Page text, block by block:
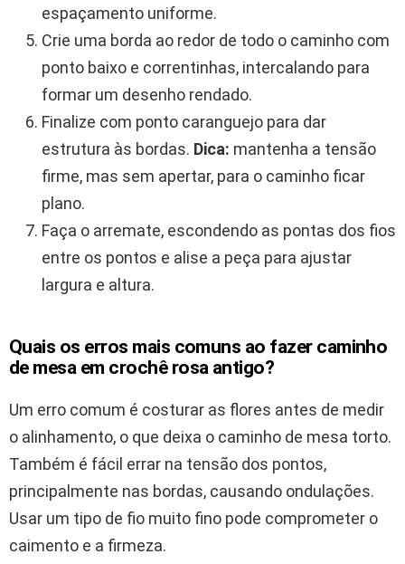
espaçamento uniforme.
Crie uma borda ao redor de todo o caminho com
ponto baixo e correntinhas, intercalando para
formar um desenho rendado.
Finalize com ponto caranguejo para dar
estrutura às bordas. Dica: mantenha a tensão
firme, mas sem apertar, para o caminho ficar
plano.
Faça o arremate, escondendo as pontas dos fios
entre os pontos e alise a peça para ajustar
largura e altura.
Quais os erros mais comuns ao fazer caminho
de mesa em crochê rosa antigo?
Um erro comum é costurar as flores antes de medir
o alinhamento, o que deixa o caminho de mesa torto.
Também é fácil errar na tensão dos pontos,
principalmente nas bordas, causando ondulações.
Usar um tipo de fio muito fino pode comprometer o
caimento e a firmeza.